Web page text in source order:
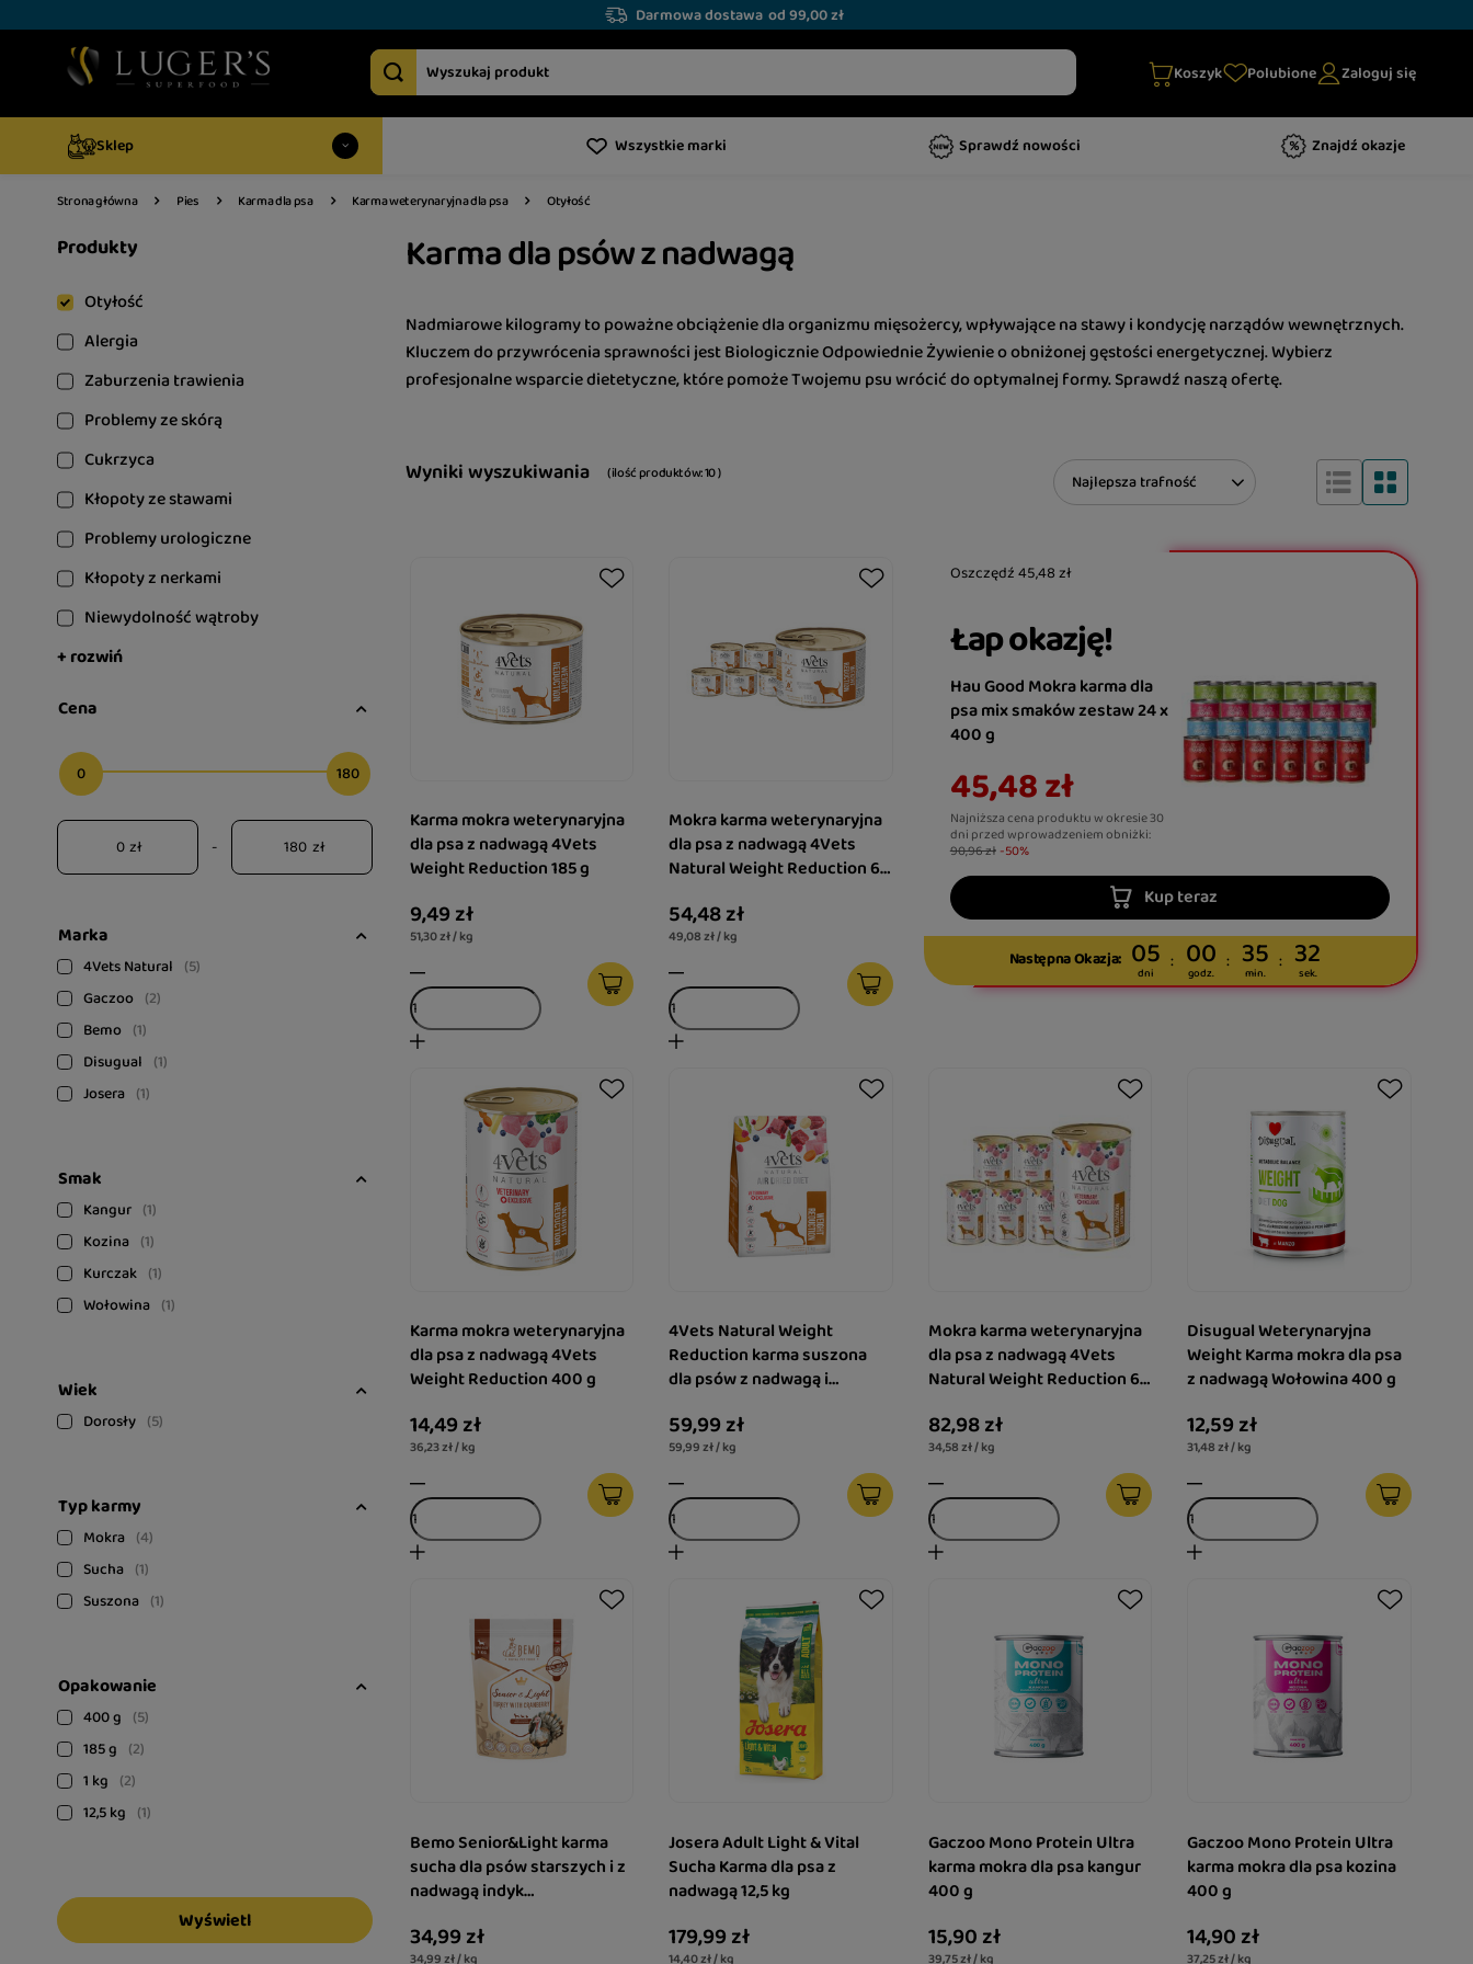
Darmowa dostawa od 99,00 zł
Koszyk Polubione Zaloguj się
Sklep Wszystkie marki Sprawdź nowości Znajdź okazje
Strona główna Pies Karma dla psa Karma weterynaryjna dla psa Otyłość
Produkty
Otyłość
Alergia
Zaburzenia trawienia
Problemy ze skórą
Cukrzyca
Kłopoty ze stawami
Problemy urologiczne
Kłopoty z nerkami
Niewydolność wątroby
+ rozwiń
Cena
zł - zł
0 180
Marka
4Vets Natural
5
Gaczoo
2
Bemo
1
Disugual
1
Josera
1
Smak
Kangur
1
Kozina
1
Kurczak
1
Wołowina
1
Wiek
Dorosły 5
Typ karmy
Mokra
4
Sucha
1
Suszona
1
Opakowanie
400 g
5
185 g
2
1 kg
2
12,5 kg
1
Wyświetl
Karma dla psów z nadwagą
Nadmiarowe kilogramy to poważne obciążenie dla organizmu mięsożercy, wpływające na stawy i kondycję narządów wewnętrznych.
Kluczem do przywrócenia sprawności jest Biologicznie Odpowiednie Żywienie o obniżonej gęstości energetycznej. Wybierz
profesjonalne wsparcie dietetyczne, które pomoże Twojemu psu wrócić do optymalnej formy. Sprawdź naszą ofertę.
Wyniki wyszukiwania ( ilość produktów:10) Zmień sortowanie
Najlepsza trafność
Karma mokra weterynaryjna
dla psa z nadwagą 4Vets
Weight Reduction 185 g
9,49 zł
51,30 zł / kg
Mokra karma weterynaryjna
dla psa z nadwagą 4Vets
Natural Weight Reduction 6 x
54,48 zł
49,08 zł / kg
Oszczędź45,48 zł
Łap okazję!
Hau Good Mokra karma dla
psa mix smaków zestaw 24 x
400 g
45,48 zł
Najniższa cena produktu w okresie 30
dni przed wprowadzeniem obniżki:
90,96 zł -50%
Kup teraz
Następna Okazja:
dni
05 godz.
00 min.
35 sek.
30
Karma mokra weterynaryjna
dla psa z nadwagą 4Vets
Weight Reduction 400 g
14,49 zł
36,23 zł / kg
4Vets Natural Weight
Reduction karma suszona
dla psów z nadwagą i
59,99 zł
59,99 zł / kg
Mokra karma weterynaryjna
dla psa z nadwagą 4Vets
Natural Weight Reduction 6 x
82,98 zł
34,58 zł / kg
Disugual Weterynaryjna
Weight Karma mokra dla psa
z nadwagą Wołowina 400 g
12,59 zł
31,48 zł / kg
Bemo Senior&Light karma
sucha dla psów starszych i z
nadwagą indyk
bezzbożowa 1 kg
34,99 zł
34,99 zł / kg
Josera Adult Light & Vital
Sucha Karma dla psa z
nadwagą 12,5 kg
179,99 zł
14,40 zł / kg
Gaczoo Mono Protein Ultra
karma mokra dla psa kangur
400 g
15,90 zł
39,75 zł / kg
Gaczoo Mono Protein Ultra
karma mokra dla psa kozina
400 g
14,90 zł
37,25 zł / kg